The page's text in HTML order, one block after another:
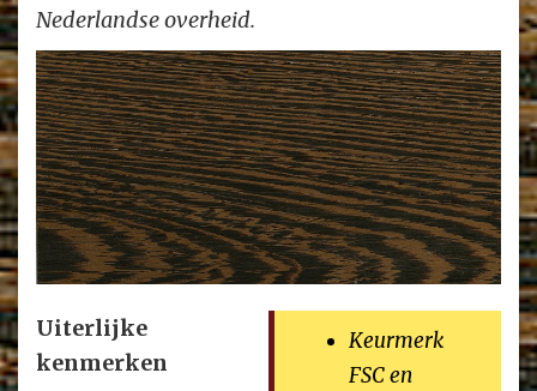
Nederlandse overheid.
Keurmerk
FSC en
Uiterlijke
kenmerken